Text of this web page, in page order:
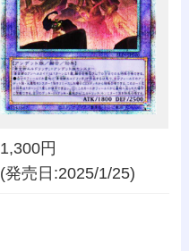
1,300円
(発売日:2025/1/25)